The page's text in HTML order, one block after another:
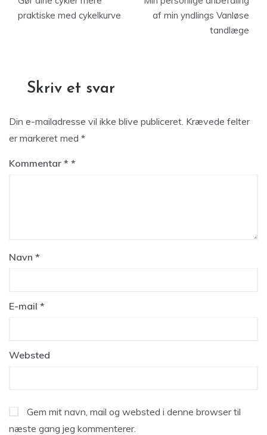
praktiske med cykelkurve
af min yndlings Vanløse
tandlæge
Skriv et svar
Din e-mailadresse vil ikke blive publiceret. Krævede felter
er markeret med *
Kommentar *
Navn *
E-mail *
Websted
Gem mit navn, mail og websted i denne browser til
næste gang jeg kommenterer.